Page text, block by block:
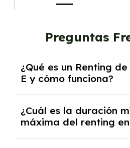
Preguntas
¿Qué es un Renting
E y cómo funciona?
ElRenting de Opel Zafira-
de alquiler a medio o largo
¿Cuál es la duración
máxima del renting